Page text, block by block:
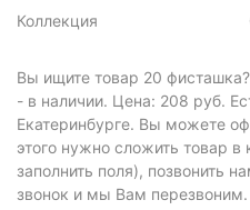
Коллекция
Вы ищите товар 20
- в наличии. Цена: 208 руб.
Екатеринбурге. Вы можете
этого нужно сложить товар в
заполнить поля), позвонить
звонок и мы Вам перезвоним.